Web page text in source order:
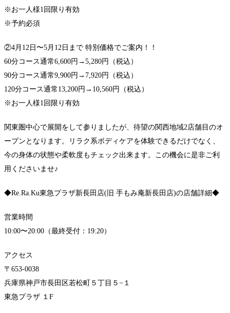
※お一人様1回限り有効
※予約必須
②4月12日〜5月12日まで 特別価格でご案内！！
60分コース通常6,600円→5,280円（税込）
90分コース通常9,900円→7,920円（税込）
120分コース通常13,200円→10,560円（税込）
※お一人様1回限り有効
関東圏中心で展開をして参りましたが、待望の関西地域2店舗目のオ
ープンとなります。リラク系ボディケアを体験できるだけでなく、
今の身体の状態や柔軟度もチェック出来ます。この機会に是非ご利
用くださいませ♪
◆Re.Ra.Ku東急プラザ新長田店(旧 手もみ庵新長田店)の店舗詳細◆
営業時間
10:00〜20:00（最終受付：19:20）
アクセス
〒653-0038
兵庫県神戸市長田区若松町５丁目５−１
東急プラザ １F